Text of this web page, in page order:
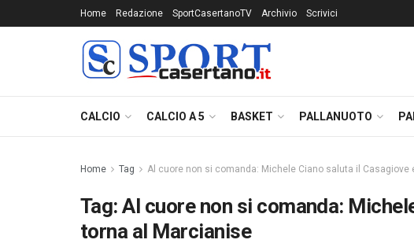
Home Redazione SportCasertanoTV Archivio Scrivici
CALCIO CALCIO A 5 BASKET PALLANUOTO
Home Tag Al cuore non si comanda: Michele Ciano saluta il Casagiove
Tag:Al cuore non si comanda:
torna al Marcianise